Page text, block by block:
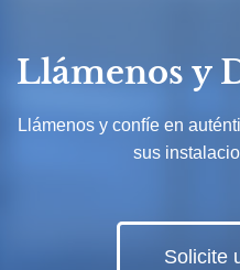
Llámenos y
Llámenos y confíe en
sus
Solicite